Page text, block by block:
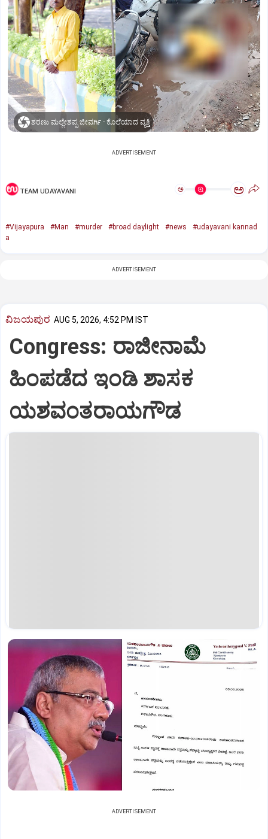
ಶರಣು ಮಲ್ಲೇಶಪ್ಪ ಜೀವರ್ಗಿ - ಕೊಲೆಯಾದ ವ್ಯಕ್ತಿ
ADVERTISEMENT
TEAM UDAYAVANI ಅ ಅ
#Vijayapura #Man #murder #broad daylight #news
#udayavani kannad
a
ADVERTISEMENT
ವಿಜಯಪುರ AUG 5, 2026, 4:52 PM IST
Congress: ರಾಜೀನಾಮೆ
ಹಿಂಪಡೆದ ಇಂಡಿ ಶಾಸಕ
ಯಶವಂತರಾಯಗೌಡ
ADVERTISEMENT